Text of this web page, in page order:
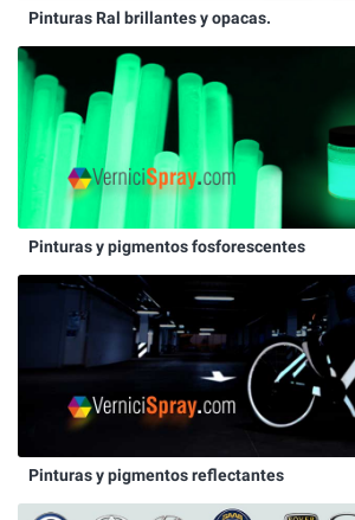
Pinturas Ral brillantes y opacas.
Pinturas y pigmentos fosforescentes
Pinturas y pigmentos reflectantes